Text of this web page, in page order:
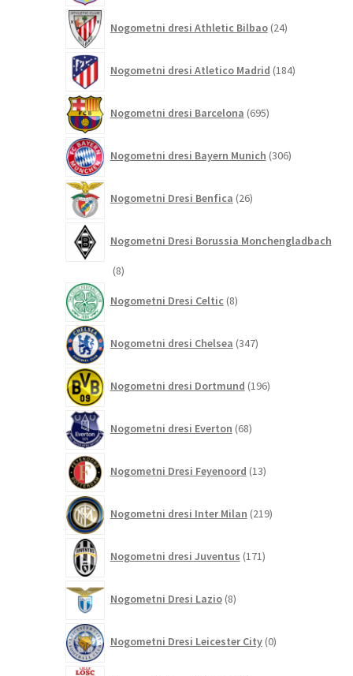
Nogometni dresi Athletic Bilbao 24izdelkov
Nogometni dresi Atletico Madrid 184izdelkov
Nogometni dresi Barcelona 695izdelkov
Nogometni dresi Bayern Munich 306izdelkov
Nogometni Dresi Benfica 26izdelkov
Nogometni Dresi Borussia Monchengladbach
88
Nogometni Dresi Celtic 8izdelkov
Nogometni dresi Chelsea 347izdelkov
Nogometni dresi Dortmund 196izdelkov
Nogometni dresi Everton 68izdelkov
Nogometni Dresi Feyenoord 13izdelkov
Nogometni dresi Inter Milan 219izdelkov
Nogometni dresi Juventus 171izdelkov
Nogometni Dresi Lazio 8izdelkov
Nogometni Dresi Leicester City 0izdelkov